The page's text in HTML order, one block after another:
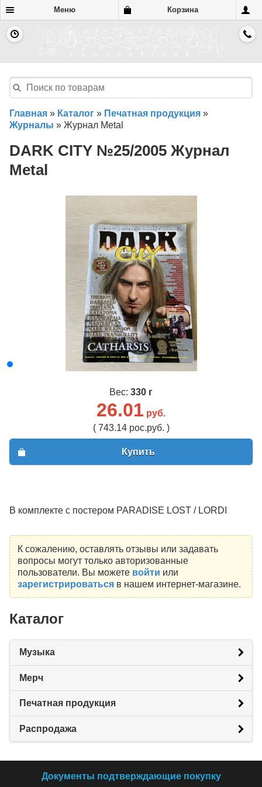
Меню Корзина
Главная » Каталог » Печатная продукция »
Журналы » Журнал Metal
DARK CITY №25/2005 Журнал
Metal
Вес: 330 г
26.01 руб.
( 743.14 рос.руб. )
Купить
В комплекте с постером PARADISE LOST / LORDI
К сожалению, оставлять отзывы или задавать
вопросы могут только авторизованные
пользователи. Вы можете войти или
зарегистрироватьсяв нашем интернет-магазине.
Каталог
Музыка
Мерч
Печатная продукция
Распродажа
Документы подтверждающие покупку